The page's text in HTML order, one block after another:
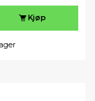
Kjøp